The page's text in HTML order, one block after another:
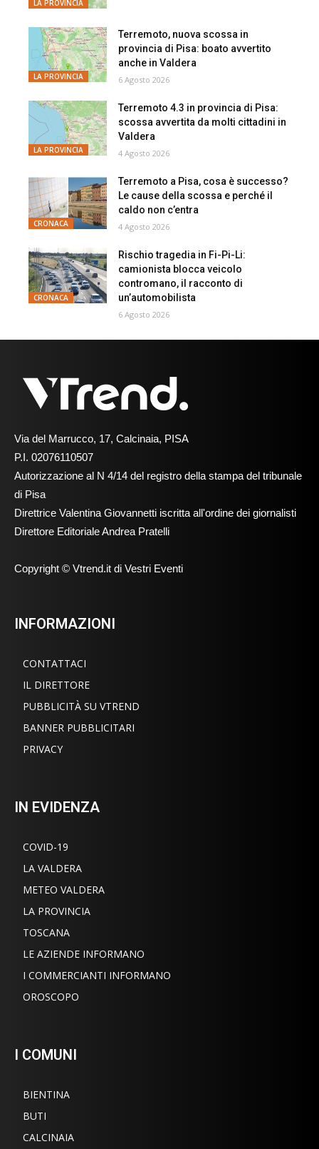
LA PROVINCIA
LA PROVINCIA
Terremoto, nuova scossa in
provincia di Pisa: boato avvertito
anche in Valdera
6 Agosto 2026
LA PROVINCIA
Terremoto 4.3 in provincia di Pisa:
scossa avvertita da molti cittadini in
Valdera
4 Agosto 2026
CRONACA
Terremoto a Pisa, cosa è successo?
Le cause della scossa e perché il
caldo non c’entra
4 Agosto 2026
CRONACA
Rischio tragedia in Fi-Pi-Li:
camionista blocca veicolo
contromano, il racconto di
un’automobilista
6 Agosto 2026
Via del Marrucco, 17, Calcinaia, PISA
P.I. 02076110507
Autorizzazione al N 4/14 del registro della stampa del tribunale
di Pisa
Direttrice Valentina Giovannetti iscritta all'ordine dei giornalisti
Direttore Editoriale Andrea Pratelli
Copyright © Vtrend.it di Vestri Eventi
INFORMAZIONI
CONTATTACI
IL DIRETTORE
PUBBLICITÀ SU VTREND
BANNER PUBBLICITARI
PRIVACY
IN EVIDENZA
COVID-19
LA VALDERA
METEO VALDERA
LA PROVINCIA
TOSCANA
LE AZIENDE INFORMANO
I COMMERCIANTI INFORMANO
OROSCOPO
I COMUNI
BIENTINA
BUTI
CALCINAIA